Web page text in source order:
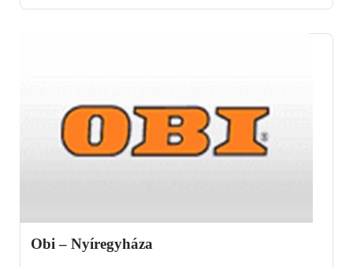
Obi – Nyíregyháza